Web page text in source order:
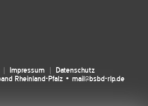
Impressum
Datenschutz
Rheinland-Pfalz • mail@bsbd-rlp.de